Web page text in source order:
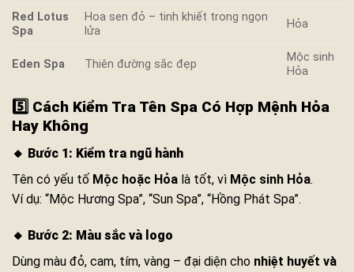
Red Lotus
Spa
Hoa sen đỏ – tinh khiết trong ngọn
lửa
Hỏa
Eden Spa Thiên đường sắc đẹp
Mộc sinh
Hỏa
5️⃣ Cách Kiểm Tra Tên Spa Có Hợp Mệnh Hỏa
Hay Không
🔸 Bước 1: Kiểm tra ngũ hành
Tên có yếu tố Mộc hoặc Hỏa là tốt, vì Mộc sinh Hỏa.
Ví dụ: “Mộc Hương Spa”, “Sun Spa”, “Hồng Phát Spa”.
🔸 Bước 2: Màu sắc và logo
Dùng màu đỏ, cam, tím, vàng – đại diện cho nhiệt huyết và